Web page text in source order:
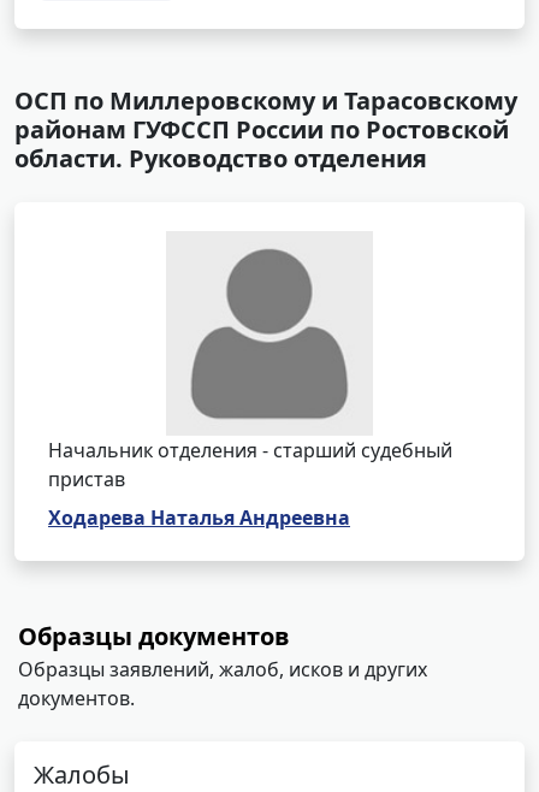
ОСП по Миллеровскому и Тарасовскому
районам ГУФССП России по Ростовской
области. Руководство отделения
Начальник отделения - старший судебный
пристав
Ходарева Наталья Андреевна
Образцы документов
Образцы заявлений, жалоб, исков и других
документов.
Жалобы